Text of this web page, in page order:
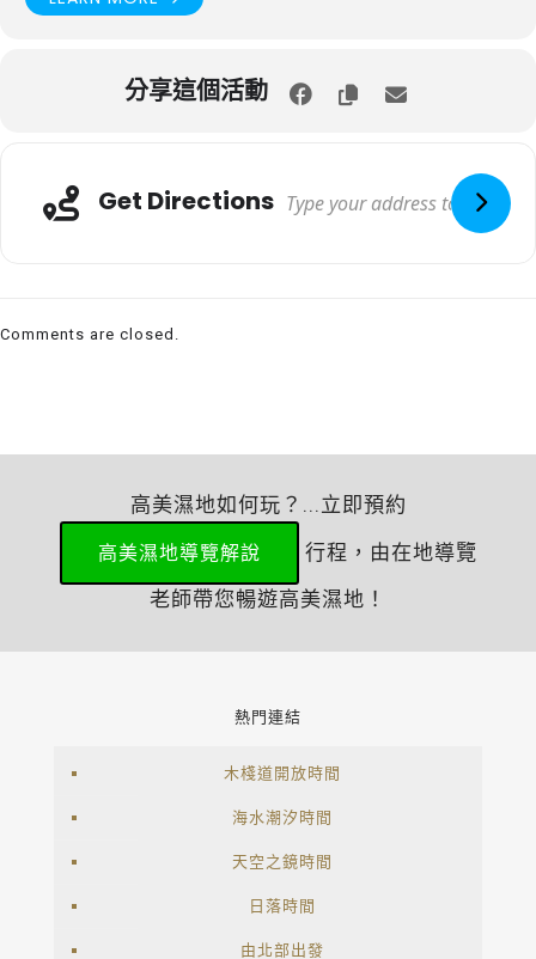
分享這個活動
Get Directions
Comments are closed.
高美濕地如何玩？...立即預約
高美濕地導覽解說
行程，由在地導覽
老師帶您暢遊高美濕地！
熱門連結
木棧道開放時間
海水潮汐時間
天空之鏡時間
日落時間
由北部出發